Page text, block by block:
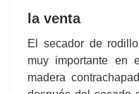
la venta
El secador de
muy importante en
madera